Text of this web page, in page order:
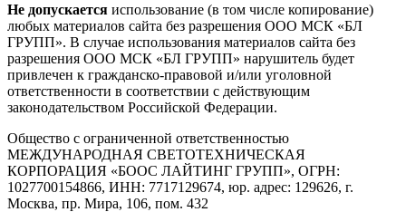
Не допускается использование (в том числе копирование)
любых материалов сайта без разрешения ООО МСК «БЛ
ГРУПП». В случае использования материалов сайта без
разрешения ООО МСК «БЛ ГРУПП» нарушитель будет
привлечен к гражданско-правовой и/или уголовной
ответственности в соответствии с действующим
законодательством Российской Федерации.
Общество с ограниченной ответственностью
МЕЖДУНАРОДНАЯ СВЕТОТЕХНИЧЕСКАЯ
КОРПОРАЦИЯ «БООС ЛАЙТИНГ ГРУПП», ОГРН:
1027700154866, ИНН: 7717129674, юр. адрес: 129626, г.
Москва, пр. Мира, 106, пом. 432